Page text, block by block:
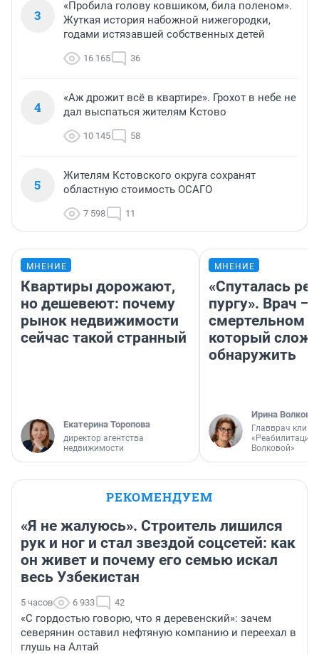
3
«Пробила голову ковшиком, била поленом».
Жуткая история набожной нижегородки,
годами истязавшей собственных детей
16 165 36
4
«Аж дрожит всё в квартире». Грохот в небе не
дал выспаться жителям Кстово
10 145 58
5
Жителям Кстовского округа сохранят
областную стоимость ОСАГО
7 598 11
МНЕНИЕ
Квартиры дорожают,
но дешевеют: почему
рынок недвижимости
сейчас такой странный
Екатерина Торопова
директор агентства
недвижимости
МНЕНИЕ
«Спуталась
пургу». Врач —
смертельном
который
обнаружить
Ирина Волкова
Главврач
«Реабилитация
Волковой»
РЕКОМЕНДУЕМ
«Я не жалуюсь». Строитель лишился
рук и ног и стал звездой соцсетей: как
он живет и почему его семью искал
весь Узбекистан
5 часов 6 933 42
«С гордостью говорю, что я деревенский»: зачем
северянин оставил нефтяную компанию и переехал в
глушь на Алтай